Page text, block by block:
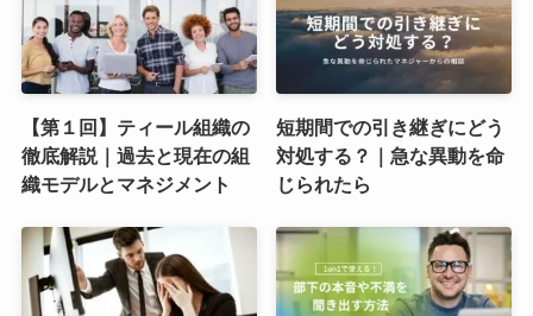
【第１回】ティール組織の
徹底解説｜過去と現在の組
織モデルとマネジメント
短期間での引き継ぎにどう
対処する？｜急な異動を命
じられたら